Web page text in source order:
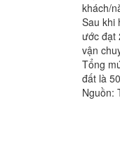
khách/
Sau khi
ước đạt
vận
Tổng
đất là
Nguồn: